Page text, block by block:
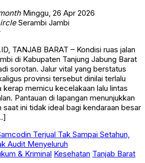
Minggu, 26 Apr 2026
Serambi Jambi
TANJAB BARAT – Kondisi ruas jalan
di Kabupaten Tanjung Jabung Barat
sorotan. Jalur vital yang berstatus
provinsi tersebut dinilai terlalu
memicu kecelakaan lalu lintas
Pantauan di lapangan menunjukkan
saat ini tidak ideal bagi kendaraan besar
& Kriminal Kesehatan Tanjab Barat